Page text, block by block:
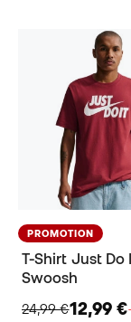
PROMOTION
T-Shirt Just Do
Swoosh
24,99 €12,99 €